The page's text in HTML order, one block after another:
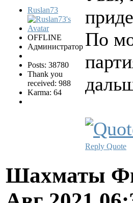
Ruslan73
OFFLINE
Администратор
Posts: 38780
Thank you
received: 988
Karma: 64
По
Reply Quote
Шахматы